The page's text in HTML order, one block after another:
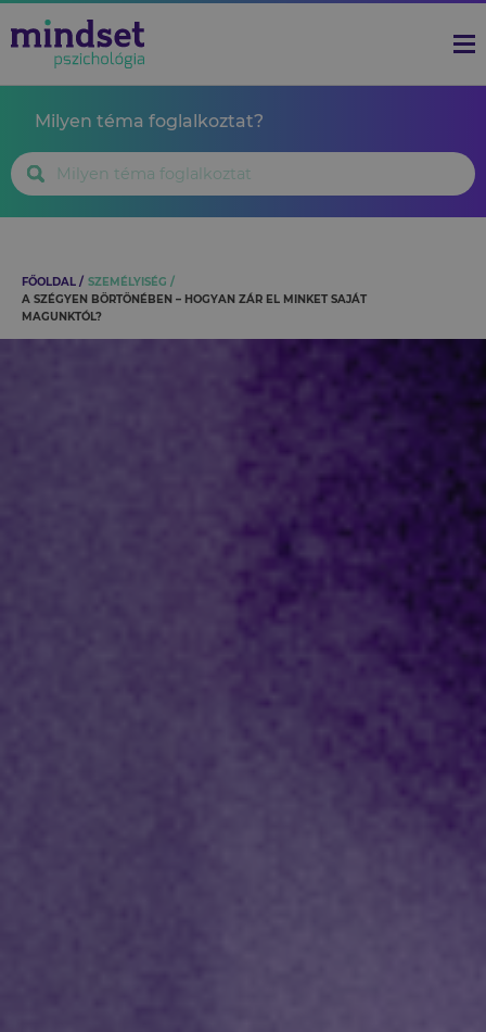
Milyen téma foglalkoztat?
FŐOLDAL
SZEMÉLYISÉG
A SZÉGYEN BÖRTÖNÉBEN – HOGYAN ZÁR EL MINKET SAJÁT
MAGUNKTÓL?